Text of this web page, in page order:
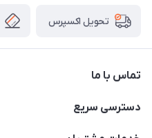
تحویل اکسپرس
تماس با ما
09172138137
دسترسی سریع
حساب کاربری